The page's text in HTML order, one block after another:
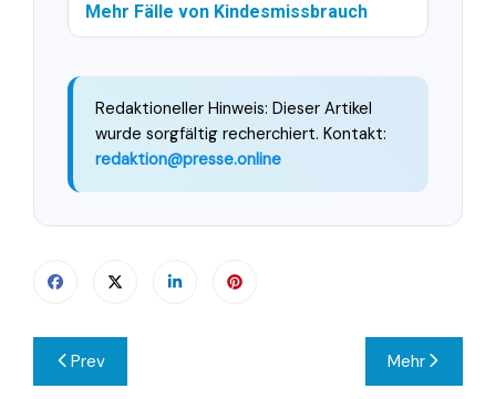
Mehr Fälle von Kindesmissbrauch
Redaktioneller Hinweis: Dieser Artikel
wurde sorgfältig recherchiert. Kontakt:
redaktion@presse.online
Beitragsnavigation
Prev Mehr